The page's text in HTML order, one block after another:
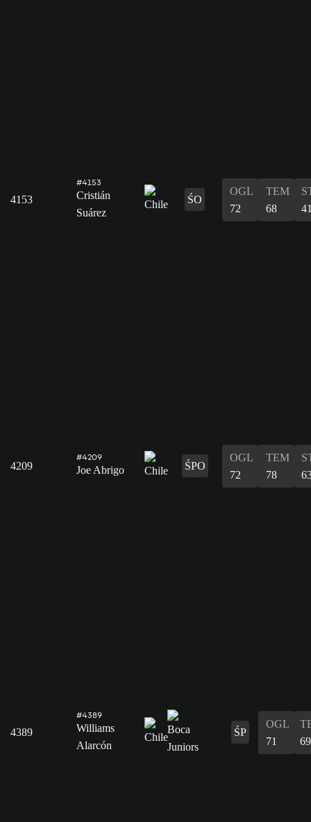
4153
#4153
Cristián
Suárez
ŚO
OGL
72
TEM
68
4209
#4209
Joe Abrigo ŚPO
OGL
72
TEM
78
4389
#4389
Williams
Alarcón
ŚP
OGL
71
69